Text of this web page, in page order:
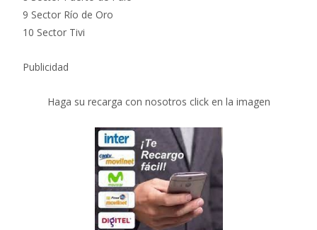
9 Sector Río de Oro
10 Sector Tivi
Publicidad
Haga su recarga con nosotros click en la imagen